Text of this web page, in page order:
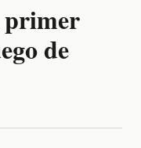
primer
de